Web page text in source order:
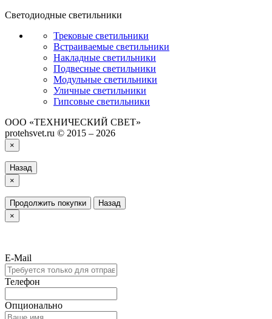
Светодиодные светильники
Трековые светильники
Встраиваемые светильники
Накладные светильники
Подвесные светильники
Модульные светильники
Уличные светильники
Гипсовые светильники
ООО «ТЕХНИЧЕСКИЙ СВЕТ»
protehsvet.ru © 2015 – 2026
×
Назад
×
Продолжить покупки
Назад
×
E-Mail
Телефон
Опционально